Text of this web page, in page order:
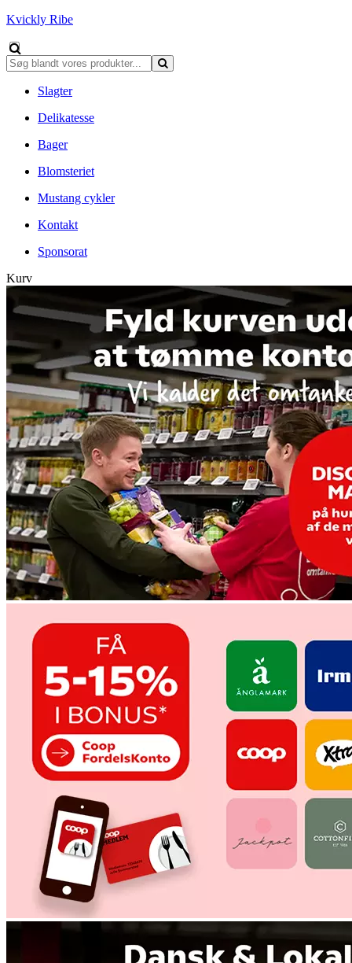
Kvickly Ribe
Slagter
Delikatesse
Bager
Blomsteriet
Mustang cykler
Kontakt
Sponsorat
Kurv